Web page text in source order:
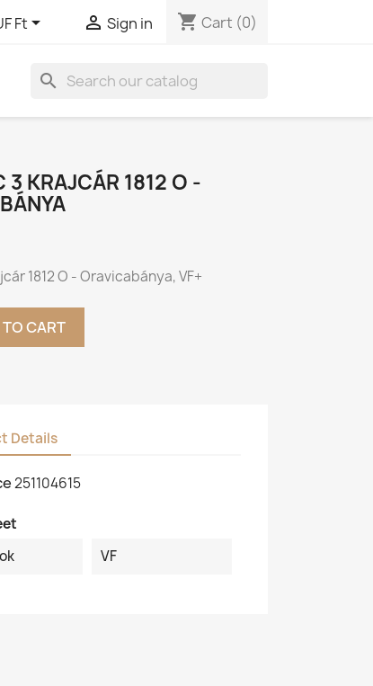
Ft  Sign in shopping_cart Cart (0)
search
3 KRAJCÁR 1812 O -
1812 O - Oravicabánya, VF+
CART
Details
251104615
VF